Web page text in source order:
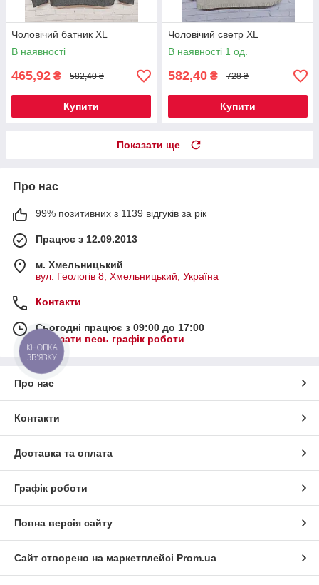
Чоловічий батник XL
В наявності
465,92 ₴ 582,40 ₴
Купити
Чоловічий светр XL
В наявності 1 од.
582,40 ₴ 728 ₴
Купити
Показати ще
Про нас
99% позитивних з 1139 відгуків за рік
Працює з 12.09.2013
м. Хмельницький
вул. Геологів 8, Хмельницький, Україна
Контакти
Сьогодні працює з 09:00 до 17:00
Показати весь графік роботи
Про нас
Контакти
Доставка та оплата
Графік роботи
Повна версія сайту
Сайт створено на маркетплейсі Prom.ua
КНОПКА
ЗВ'ЯЗКУ